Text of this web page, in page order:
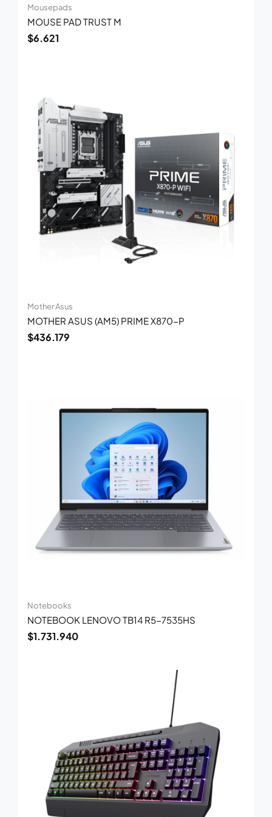
Mousepads
MOUSE PAD TRUST M
$6.621
Mother Asus
MOTHER ASUS (AM5) PRIME X870-P
$436.179
Notebooks
NOTEBOOK LENOVO TB14 R5-7535HS
$1.731.940